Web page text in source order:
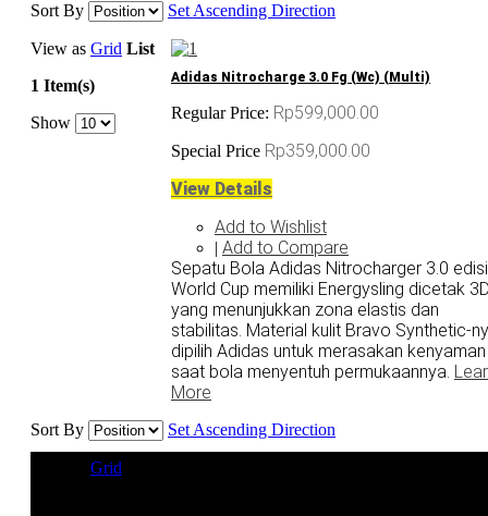
Sort By Set Ascending Direction
View as Grid List
1 Item(s)
Show
Adidas Nitrocharge 3.0 Fg (Wc) (Multi)
Regular Price: Rp599,000.00
Special Price Rp359,000.00
View Details
Add to Wishlist
| Add to Compare
Sepatu Bola Adidas Nitrocharger 3.0 edisi
World Cup memiliki Energysling dicetak
yang menunjukkan zona elastis dan
stabilitas. Material kulit Bravo Synthetic-
dipilih Adidas untuk merasakan kenyaman
saat bola menyentuh permukaannya.
More
Sort By Set Ascending Direction
Grid